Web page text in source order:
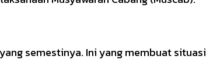
semestinya. Ini yang membuat situasi